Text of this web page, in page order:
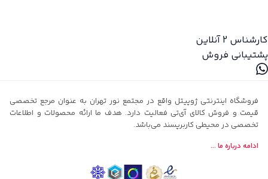
کارشناس 2
آنلاین
پشتیبانی فروش
فروشگاه اینترنتی ژوپیتل واقع در مجتمع نور تهران به عنوان مرجع تخصصی
قیمت و فروش کالای آی‌تی فعالیت دارد. هدف ما ارائه محصولات و اطلاعات
تخصصی در محیطی کاربرپسند می‌باشد.
ادامه درباره ما ...